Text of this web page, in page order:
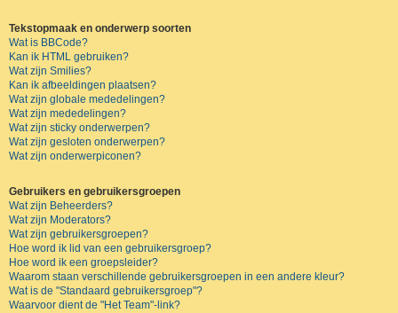
Tekstopmaak en onderwerp soorten
Wat is BBCode?
Kan ik HTML gebruiken?
Wat zijn Smilies?
Kan ik afbeeldingen plaatsen?
Wat zijn globale mededelingen?
Wat zijn mededelingen?
Wat zijn sticky onderwerpen?
Wat zijn gesloten onderwerpen?
Wat zijn onderwerpiconen?
Gebruikers en gebruikersgroepen
Wat zijn Beheerders?
Wat zijn Moderators?
Wat zijn gebruikersgroepen?
Hoe word ik lid van een gebruikersgroep?
Hoe word ik een groepsleider?
Waarom staan verschillende gebruikersgroepen in een andere kleur?
Wat is de "Standaard gebruikersgroep"?
Waarvoor dient de "Het Team"-link?